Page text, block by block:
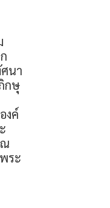
นา
กษุ
งค์
ระ